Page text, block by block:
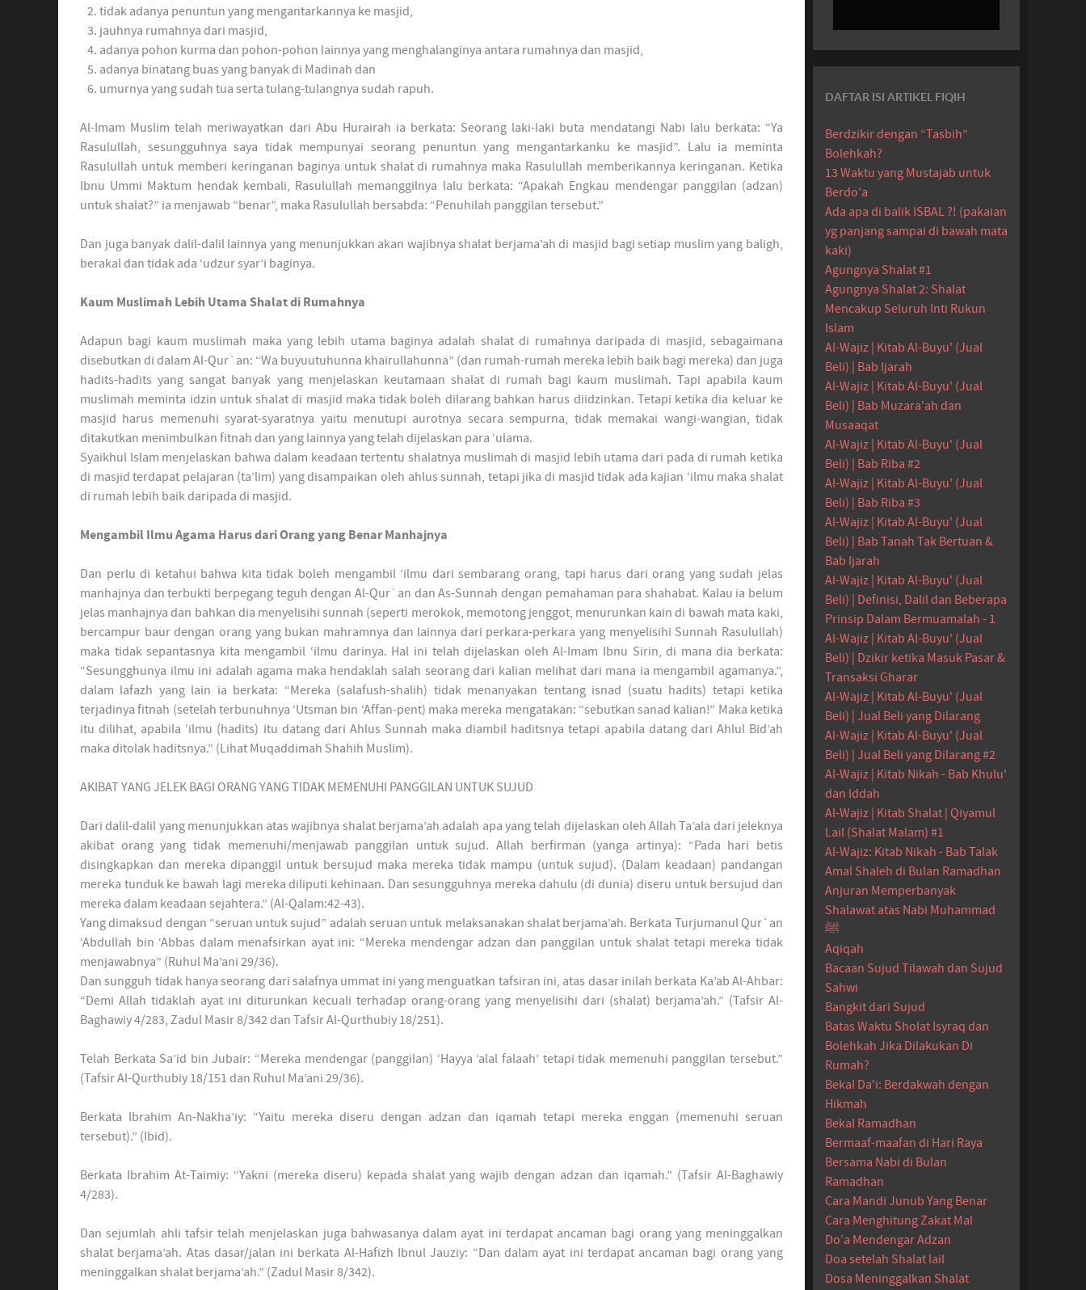
tidak adanya penuntun yang mengantarkannya ke masjid,
jauhnya rumahnya dari masjid,
adanya pohon kurma dan pohon-pohon lainnya yang menghalanginya antara rumahnya dan masjid,
adanya binatang buas yang banyak di Madinah dan
umurnya yang sudah tua serta tulang-tulangnya sudah rapuh.
Al-Imam Muslim telah meriwayatkan dari Abu Hurairah ia berkata: Seorang laki-laki buta mendatangi Nabi lalu berkata: “Ya
Rasulullah, sesungguhnya saya tidak mempunyai seorang penuntun yang mengantarkanku ke masjid”. Lalu ia meminta
Rasulullah untuk memberi keringanan baginya untuk shalat di rumahnya maka Rasulullah memberikannya keringanan. Ketika
Ibnu Ummi Maktum hendak kembali, Rasulullah memanggilnya lalu berkata: “Apakah Engkau mendengar panggilan (adzan)
untuk shalat?” ia menjawab “benar”, maka Rasulullah bersabda: “Penuhilah panggilan tersebut.”
Dan juga banyak dalil-dalil lainnya yang menunjukkan akan wajibnya shalat berjama’ah di masjid bagi setiap muslim yang baligh,
berakal dan tidak ada ‘udzur syar’i baginya.
Kaum Muslimah Lebih Utama Shalat di Rumahnya
Adapun bagi kaum muslimah maka yang lebih utama baginya adalah shalat di rumahnya daripada di masjid, sebagaimana
disebutkan di dalam Al-Qur`an: “Wa buyuutuhunna khairullahunna” (dan rumah-rumah mereka lebih baik bagi mereka) dan juga
hadits-hadits yang sangat banyak yang menjelaskan keutamaan shalat di rumah bagi kaum muslimah. Tapi apabila kaum
muslimah meminta idzin untuk shalat di masjid maka tidak boleh dilarang bahkan harus diidzinkan. Tetapi ketika dia keluar ke
masjid harus memenuhi syarat-syaratnya yaitu menutupi aurotnya secara sempurna, tidak memakai wangi-wangian, tidak
ditakutkan menimbulkan fitnah dan yang lainnya yang telah dijelaskan para ‘ulama.
Syaikhul Islam menjelaskan bahwa dalam keadaan tertentu shalatnya muslimah di masjid lebih utama dari pada di rumah ketika
di masjid terdapat pelajaran (ta’lim) yang disampaikan oleh ahlus sunnah, tetapi jika di masjid tidak ada kajian ‘ilmu maka shalat
di rumah lebih baik daripada di masjid.
Mengambil Ilmu Agama Harus dari Orang yang Benar Manhajnya
Dan perlu di ketahui bahwa kita tidak boleh mengambil ‘ilmu dari sembarang orang, tapi harus dari orang yang sudah jelas
manhajnya dan terbukti berpegang teguh dengan Al-Qur`an dan As-Sunnah dengan pemahaman para shahabat. Kalau ia belum
jelas manhajnya dan bahkan dia menyelisihi sunnah (seperti merokok, memotong jenggot, menurunkan kain di bawah mata kaki,
bercampur baur dengan orang yang bukan mahramnya dan lainnya dari perkara-perkara yang menyelisihi Sunnah Rasulullah)
maka tidak sepantasnya kita mengambil ‘ilmu darinya. Hal ini telah dijelaskan oleh Al-Imam Ibnu Sirin, di mana dia berkata:
“Sesungghunya ilmu ini adalah agama maka hendaklah salah seorang dari kalian melihat dari mana ia mengambil agamanya.”,
dalam lafazh yang lain ia berkata: “Mereka (salafush-shalih) tidak menanyakan tentang isnad (suatu hadits) tetapi ketika
terjadinya fitnah (setelah terbunuhnya ‘Utsman bin ‘Affan-pent) maka mereka mengatakan: “sebutkan sanad kalian!” Maka ketika
itu dilihat, apabila ‘ilmu (hadits) itu datang dari Ahlus Sunnah maka diambil haditsnya tetapi apabila datang dari Ahlul Bid’ah
maka ditolak haditsnya.” (Lihat Muqaddimah Shahih Muslim).
AKIBAT YANG JELEK BAGI ORANG YANG TIDAK MEMENUHI PANGGILAN UNTUK SUJUD
Dari dalil-dalil yang menunjukkan atas wajibnya shalat berjama’ah adalah apa yang telah dijelaskan oleh Allah Ta’ala dari jeleknya
akibat orang yang tidak memenuhi/menjawab panggilan untuk sujud. Allah berfirman (yanga artinya): “Pada hari betis
disingkapkan dan mereka dipanggil untuk bersujud maka mereka tidak mampu (untuk sujud). (Dalam keadaan) pandangan
mereka tunduk ke bawah lagi mereka diliputi kehinaan. Dan sesungguhnya mereka dahulu (di dunia) diseru untuk bersujud dan
mereka dalam keadaan sejahtera.” (Al-Qalam:42-43).
Yang dimaksud dengan “seruan untuk sujud” adalah seruan untuk melaksanakan shalat berjama’ah. Berkata Turjumanul Qur`an
‘Abdullah bin ‘Abbas dalam menafsirkan ayat ini: “Mereka mendengar adzan dan panggilan untuk shalat tetapi mereka tidak
menjawabnya” (Ruhul Ma’ani 29/36).
Dan sungguh tidak hanya seorang dari salafnya ummat ini yang menguatkan tafsiran ini, atas dasar inilah berkata Ka’ab Al-Ahbar:
“Demi Allah tidaklah ayat ini diturunkan kecuali terhadap orang-orang yang menyelisihi dari (shalat) berjama’ah.” (Tafsir Al-
Baghawiy 4/283, Zadul Masir 8/342 dan Tafsir Al-Qurthubiy 18/251).
Telah Berkata Sa’id bin Jubair: “Mereka mendengar (panggilan) ‘Hayya ‘alal falaah’ tetapi tidak memenuhi panggilan tersebut.”
(Tafsir Al-Qurthubiy 18/151 dan Ruhul Ma’ani 29/36).
Berkata Ibrahim An-Nakha’iy: “Yaitu mereka diseru dengan adzan dan iqamah tetapi mereka enggan (memenuhi seruan
tersebut).” (Ibid).
Berkata Ibrahim At-Taimiy: “Yakni (mereka diseru) kepada shalat yang wajib dengan adzan dan iqamah.” (Tafsir Al-Baghawiy
4/283).
Dan sejumlah ahli tafsir telah menjelaskan juga bahwasanya dalam ayat ini terdapat ancaman bagi orang yang meninggalkan
shalat berjama’ah. Atas dasar/jalan ini berkata Al-Hafizh Ibnul Jauziy: “Dan dalam ayat ini terdapat ancaman bagi orang yang
meninggalkan shalat berjama’ah.” (Zadul Masir 8/342).
DAFTAR ISI ARTIKEL FIQIH
Berdzikir dengan “Tasbih”
Bolehkah?
13 Waktu yang Mustajab untuk
Berdo'a
Ada apa di balik ISBAL ?! (pakaian
yg panjang sampai di bawah mata
kaki)
Agungnya Shalat #1
Agungnya Shalat 2: Shalat
Mencakup Seluruh Inti Rukun
Islam
Al-Wajiz | Kitab Al-Buyu' (Jual
Beli) | Bab Ijarah
Al-Wajiz | Kitab Al-Buyu' (Jual
Beli) | Bab Muzara'ah dan
Musaaqat
Al-Wajiz | Kitab Al-Buyu' (Jual
Beli) | Bab Riba #2
Al-Wajiz | Kitab Al-Buyu' (Jual
Beli) | Bab Riba #3
Al-Wajiz | Kitab Al-Buyu' (Jual
Beli) | Bab Tanah Tak Bertuan &
Bab Ijarah
Al-Wajiz | Kitab Al-Buyu' (Jual
Beli) | Definisi, Dalil dan Beberapa
Prinsip Dalam Bermuamalah - 1
Al-Wajiz | Kitab Al-Buyu' (Jual
Beli) | Dzikir ketika Masuk Pasar &
Transaksi Gharar
Al-Wajiz | Kitab Al-Buyu' (Jual
Beli) | Jual Beli yang Dilarang
Al-Wajiz | Kitab Al-Buyu' (Jual
Beli) | Jual Beli yang Dilarang #2
Al-Wajiz | Kitab Nikah - Bab Khulu'
dan Iddah
Al-Wajiz | Kitab Shalat | Qiyamul
Lail (Shalat Malam) #1
Al-Wajiz: Kitab Nikah - Bab Talak
Amal Shaleh di Bulan Ramadhan
Anjuran Memperbanyak
Shalawat atas Nabi Muhammad
ﷺ
Aqiqah
Bacaan Sujud Tilawah dan Sujud
Sahwi
Bangkit dari Sujud
Batas Waktu Sholat Isyraq dan
Bolehkah Jika Dilakukan Di
Rumah?
Bekal Da'i: Berdakwah dengan
Hikmah
Bekal Ramadhan
Bermaaf-maafan di Hari Raya
Bersama Nabi di Bulan
Ramadhan
Cara Mandi Junub Yang Benar
Cara Menghitung Zakat Mal
Do'a Mendengar Adzan
Doa setelah Shalat lail
Dosa Meninggalkan Shalat